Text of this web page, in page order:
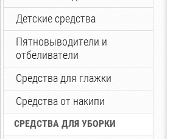
Детские средства
Пятновыводители и
отбеливатели
Средства для глажки
Средства от накипи
СРЕДСТВА ДЛЯ УБОРКИ